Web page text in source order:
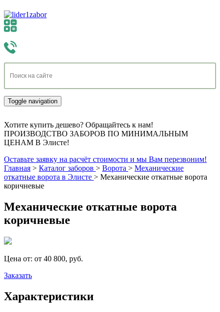
Toggle navigation
Хотите купить дешево? Обращайтесь к нам!
ПРОИЗВОДСТВО ЗАБОРОВ ПО МИНИМАЛЬНЫМ
ЦЕНАМ В Элисте!
Оставьте заявку на расчёт стоимости и мы Вам перезвоним!
Главная > Каталог заборов > Ворота > Механические
откатные ворота в Элисте > Механические откатные ворота
коричневые
Механические откатные ворота
коричневые
Цена от: от 40 800, руб.
Заказать
Характеристики